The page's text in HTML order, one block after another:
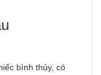
bình thủy, có